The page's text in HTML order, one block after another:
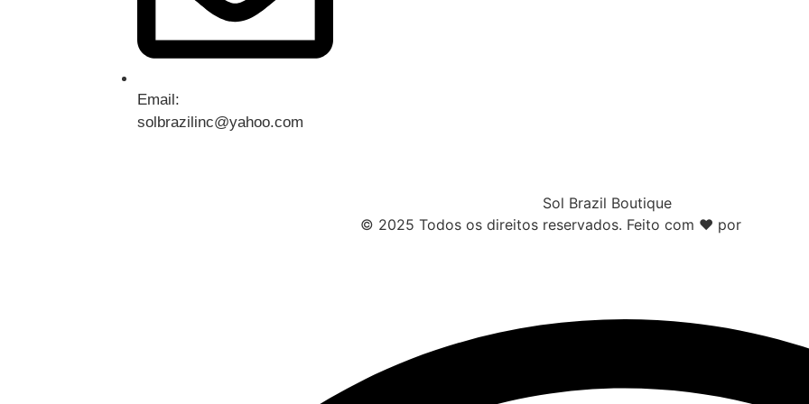
Email:
solbrazilinc@yahoo.com
Sol Brazil Boutique
© 2025 Todos os direitos reservados. Feito com ❤️ por